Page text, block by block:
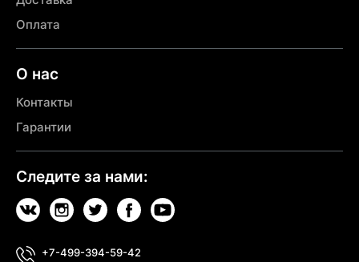
Оплата
О нас
Контакты
Гарантии
Следите за нами:
+7-499-394-59-42